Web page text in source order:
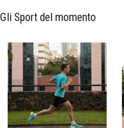
Gli Sport del momento